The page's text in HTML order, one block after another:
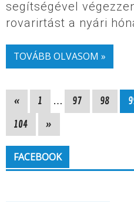
segítségével
rovarirtást a nyári
TOVÁBB OLVASOM »
« 1 … 97 98
104
»
FACEBOOK